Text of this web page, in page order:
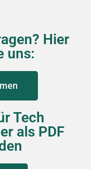
Hier
uns:
Tech
als PDF